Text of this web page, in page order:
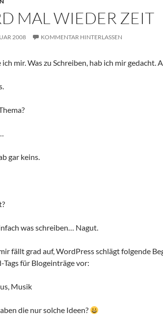
MAL WIEDER ZEIT
2008 KOMMENTAR HINTERLASSEN
mir. Was zu Schreiben, hab ich mir gedacht.
gar keins.
was schreiben… Nagut.
fällt grad auf, WordPress schlägt folgende
Tags für Blogeinträge vor:
Musik
die nur solche Ideen?